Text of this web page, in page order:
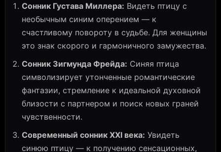
Сонник Густава Миллера: Видеть птицу с
необычным синим оперением — к
счастливому повороту в судьбе. Для женщины
это знак скорого и гармоничного замужества.
Сонник Зигмунда Фрейда: Синяя птица
символизирует утонченные романтические
фантазии, стремление к идеальной духовной
близости с партнером и поиск новых граней
чувственности.
Современный сонник XXI века: Увидеть
синюю птицу — к получению сенсационных,